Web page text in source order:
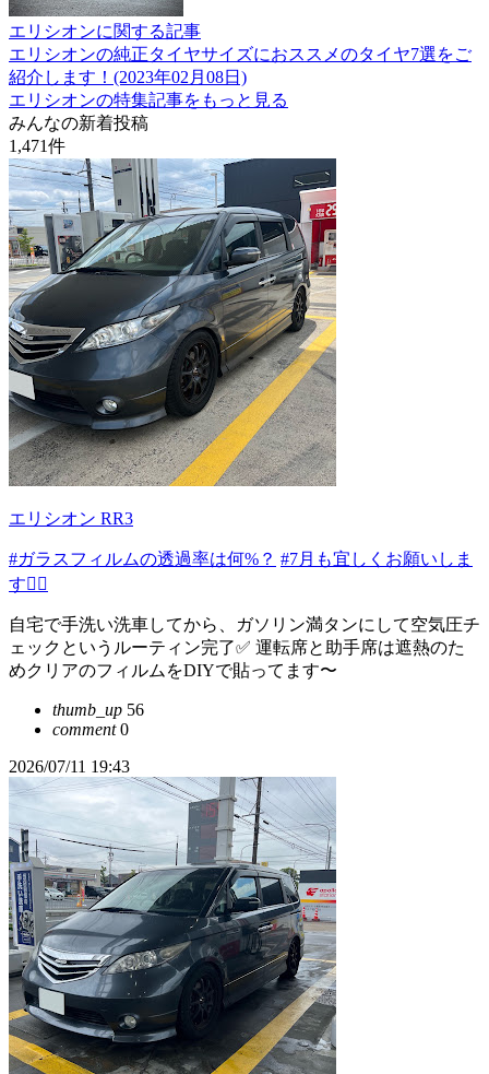
エリシオンに関する記事
エリシオンの純正タイヤサイズにおススメのタイヤ7選をご
紹介します！(2023年02月08日)
エリシオンの特集記事をもっと見る
みんなの新着投稿
1,471件
エリシオン RR3
#ガラスフィルムの透過率は何%？ #7月も宜しくお願いしま
す🙇‍♂️
自宅で手洗い洗車してから、ガソリン満タンにして空気圧チ
ェックというルーティン完了✅ 運転席と助手席は遮熱のた
めクリアのフィルムをDIYで貼ってます〜
thumb_up 56
comment0
2026/07/11 19:43